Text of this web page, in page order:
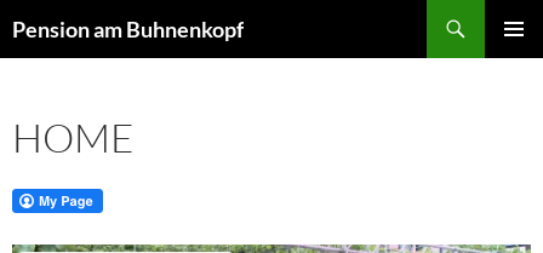
Inhalt
Pension am Buhnenkopf
HOME